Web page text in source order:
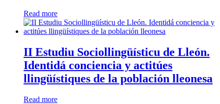
Read more
II Estudiu Sociollingüísticu de Lleón.
Identidá conciencia y actitúes
llingüístiques de la población lleonesa
Read more